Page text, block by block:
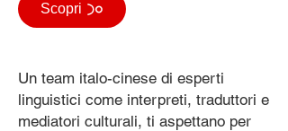
Scopri
Un team italo-cinese di esperti
linguistici come interpreti, traduttori e
mediatori culturali, ti aspettano per